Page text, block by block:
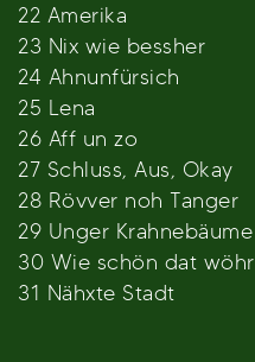
22 Amerika
23 Nix wie bessher
24 Ahnunfürsich
25 Lena
26 Aff un zo
27 Schluss, Aus, Okay
28 Rövver noh Tanger
29 Unger Krahnebäume
30 Wie schön dat wöhr
31 Nähxte Stadt